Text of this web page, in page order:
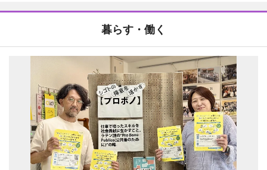
暮らす・働く